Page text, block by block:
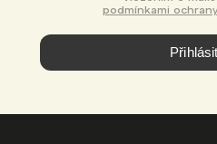
podmínkami